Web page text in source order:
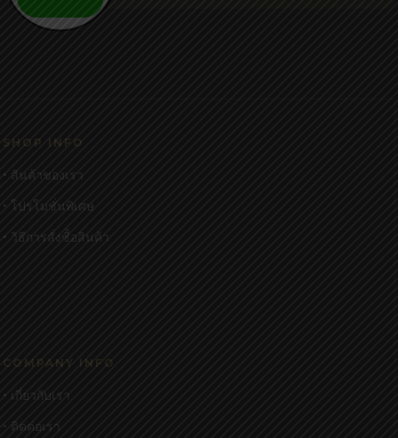
SHOP INFO
• สินค้าของเรา
• โปรโมชั่นพิเศษ
• วิธีการสั่งซื้อสินค้า
COMPANY INFO
• เกี่ยวกับเรา
• ติดต่อเรา